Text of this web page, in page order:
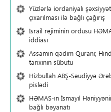
Yüzlərlə iordaniyalı
çıxarılması ilə bağlı çağırış
İsrail rejiminin ordusu
iddiası
Assamın qədim Quranı;
tarixinin sübutu
Hizbullah ABŞ-Səudiyyə
pislədi
HƏMAS-ın İsmayıl
bağlı bəyanatı